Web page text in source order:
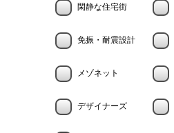
閑静な住宅街
免振・耐震設計
メゾネット
デザイナーズ